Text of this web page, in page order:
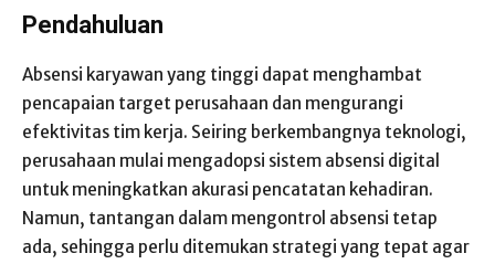
Pendahuluan
Absensi karyawan yang tinggi dapat menghambat
pencapaian target perusahaan dan mengurangi
efektivitas tim kerja. Seiring berkembangnya teknologi,
perusahaan mulai mengadopsi sistem absensi digital
untuk meningkatkan akurasi pencatatan kehadiran.
Namun, tantangan dalam mengontrol absensi tetap
ada, sehingga perlu ditemukan strategi yang tepat agar